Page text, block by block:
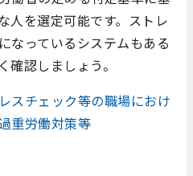
人を選定可能です。ストレ
なっているシステムもある
確認しましょう。
スチェック等の職場におけ
重労働対策等